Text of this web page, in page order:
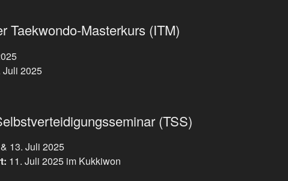
Taekwondo-Masterkurs (ITM)
Juli 2025
(TSS)
13. Juli 2025
11. Juli 2025 im Kukkiwon